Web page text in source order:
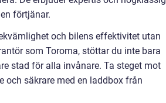
förtjänar.
och bilens effektivitet utan
som Toroma, stöttar du inte bara
stad för alla invånare. Ta steget mot
och säkrare med en laddbox från